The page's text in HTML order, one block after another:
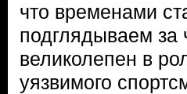
что временами
подглядываем
великолепен в
уязвимого